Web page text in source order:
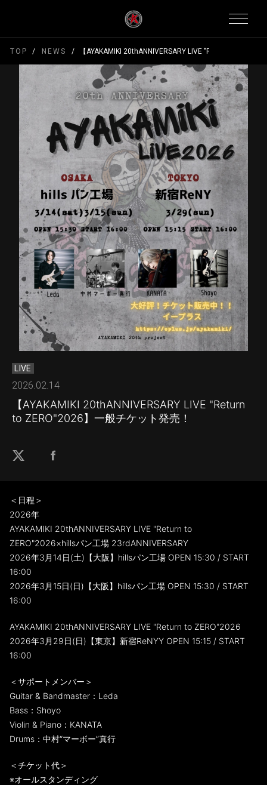
TOP NEWS 【AYAKAMIKI 20thANNIVERSARY LIVE "Return to
LIVE
2026.02.14
【AYAKAMIKI 20thANNIVERSARY LIVE "Return
to ZERO"2026】一般チケット発売！
＜日程＞
2026年
AYAKAMIKI 20thANNIVERSARY LIVE "Return to
ZERO"2026×hillsパン工場 23rdANNIVERSARY
2026年3月14日(土)【大阪】hillsパン工場 OPEN 15:30 / START
16:00
2026年3月15日(日)【大阪】hillsパン工場 OPEN 15:30 / START
16:00
AYAKAMIKI 20thANNIVERSARY LIVE "Return to ZERO"2026
2026年3月29日(日)【東京】新宿ReNYY OPEN 15:15 / START
16:00
＜サポートメンバー＞
Guitar & Bandmaster：Leda
Bass：Shoyo
Violin & Piano：KANATA
Drums：中村“マーボー”真行
＜チケット代＞
※オールスタンディング